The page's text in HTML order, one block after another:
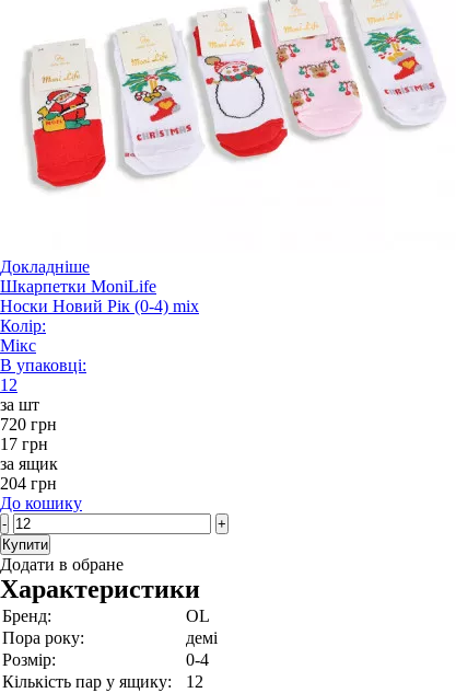
Докладніше
Шкарпетки MoniLife
Носки Новий Рік (0-4) mix
Колір:
Мікс
В упаковці:
12
за шт
720 грн
17 грн
за ящик
204 грн
До кошику
-
+
Купити
Додати в обране
Характеристики
Бренд:
OL
Пора року:
демі
Розмір:
0-4
Кількість пар у ящику:
12